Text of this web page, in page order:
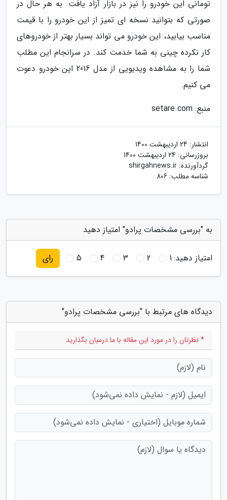
تومانی این خودرو را نیز در بازار آزاد یافت. به هر حال در
صورتی که بتوانید نسخه ای تمیز از این خودرو را با قیمت
مناسب بیابید، این خودرو می تواند بسیار بهتر از خودروهای
کار نکرده چینی به شما خدمت کند. در سرانجام این مطلب
شما را به مشاهده ویدیویی از مدل 2016 این خودرو دعوت
می کنیم.
منبع: setare.com
انتشار: 24 اردیبهشت 1400
بروزرسانی: 24 اردیبهشت 1400
گردآورنده: shirgahnews.ir
شناسه مطلب: 806
به "بررسی مشخصات پرادو" امتیاز دهید
امتیاز دهید:1
2
3
4
5 رای
دیدگاه های مرتبط با "بررسی مشخصات پرادو"
* نظرتان را در مورد این مقاله با ما درمیان بگذارید